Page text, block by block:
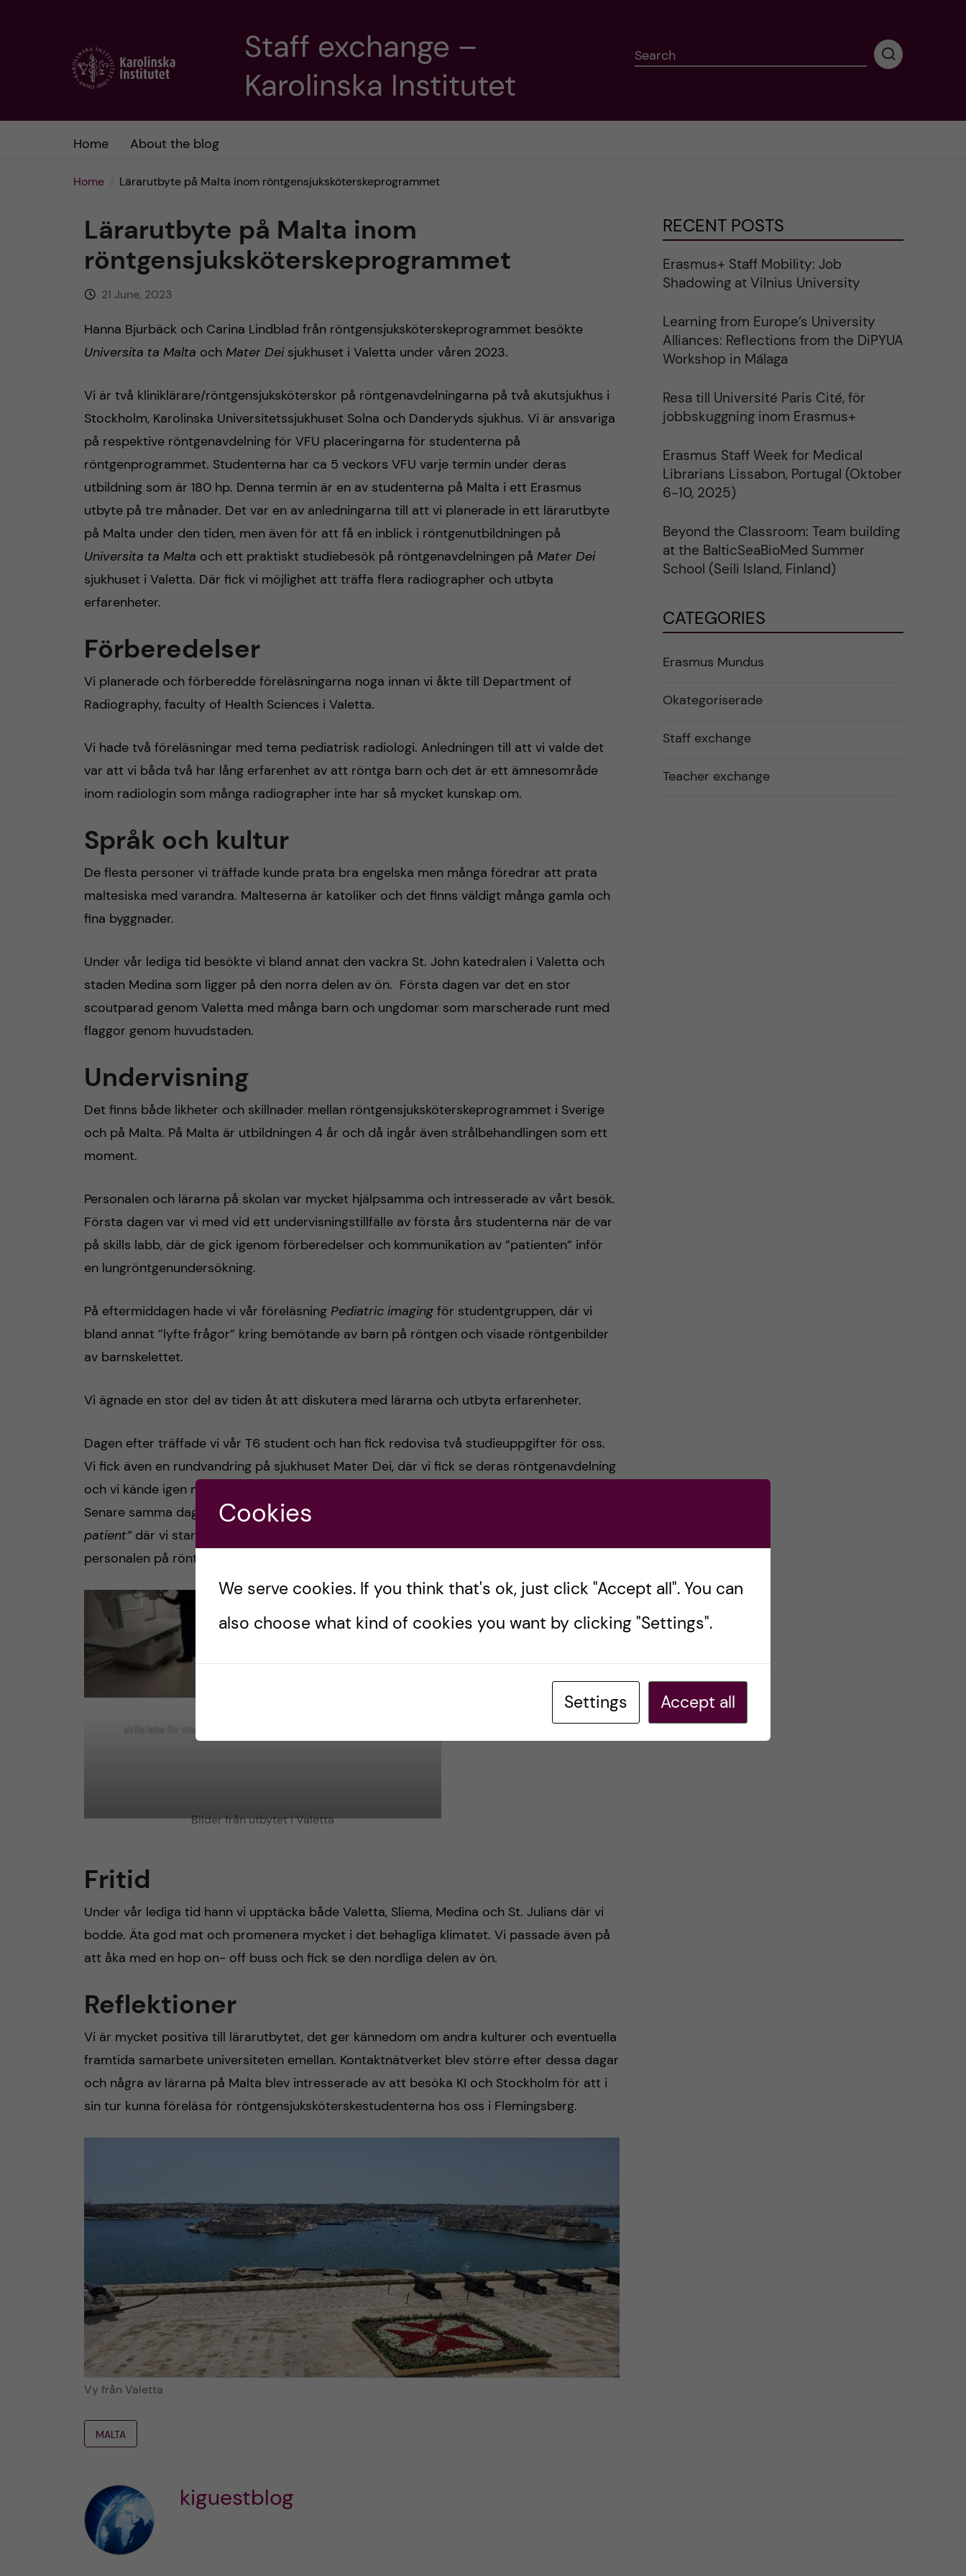
Staff exchange –
Karolinska Institutet
Search
P
f
e
Home About the blog
Home Lärarutbyte på Malta inom röntgensjuksköterskeprogrammet
Lärarutbyte på Malta inom
röntgensjuksköterskeprogrammet
21 June, 2023
Hanna Bjurbäck och Carina Lindblad från röntgensjuksköterskeprogrammet besökte
Universita ta Malta och Mater Dei sjukhuset i Valetta under våren 2023.
Vi är två kliniklärare/röntgensjuksköterskor på röntgenavdelningarna på två akutsjukhus i
Stockholm, Karolinska Universitetssjukhuset Solna och Danderyds sjukhus. Vi är ansvariga
på respektive röntgenavdelning för VFU placeringarna för studenterna på
röntgenprogrammet. Studenterna har ca 5 veckors VFU varje termin under deras
utbildning som är 180 hp. Denna termin är en av studenterna på Malta i ett Erasmus
utbyte på tre månader. Det var en av anledningarna till att vi planerade in ett lärarutbyte
på Malta under den tiden, men även för att få en inblick i röntgenutbildningen på
Universita ta Malta och ett praktiskt studiebesök på röntgenavdelningen på Mater Dei
sjukhuset i Valetta. Där fick vi möjlighet att träffa flera radiographer och utbyta
erfarenheter.
Förberedelser
Vi planerade och förberedde föreläsningarna noga innan vi åkte till Department of
Radiography, faculty of Health Sciences i Valetta.
Vi hade två föreläsningar med tema pediatrisk radiologi. Anledningen till att vi valde det
var att vi båda två har lång erfarenhet av att röntga barn och det är ett ämnesområde
inom radiologin som många radiographer inte har så mycket kunskap om.
Språk och kultur
De flesta personer vi träffade kunde prata bra engelska men många föredrar att prata
maltesiska med varandra. Malteserna är katoliker och det finns väldigt många gamla och
fina byggnader.
Under vår lediga tid besökte vi bland annat den vackra St. John katedralen i Valetta och
staden Medina som ligger på den norra delen av ön. Första dagen var det en stor
scoutparad genom Valetta med många barn och ungdomar som marscherade runt med
flaggor genom huvudstaden.
Undervisning
Det finns både likheter och skillnader mellan röntgensjuksköterskeprogrammet i Sverige
och på Malta. På Malta är utbildningen 4 år och då ingår även strålbehandlingen som ett
moment.
Personalen och lärarna på skolan var mycket hjälpsamma och intresserade av vårt besök.
Första dagen var vi med vid ett undervisningstillfälle av första års studenterna när de var
på skills labb, där de gick igenom förberedelser och kommunikation av ”patienten” inför
en lungröntgenundersökning.
På eftermiddagen hade vi vår föreläsning Pediatric imaging för studentgruppen, där vi
bland annat ”lyfte frågor” kring bemötande av barn på röntgen och visade röntgenbilder
av barnskelettet.
Vi ägnade en stor del av tiden åt att diskutera med lärarna och utbyta erfarenheter.
Dagen efter träffade vi vår T6 student och han fick redovisa två studieuppgifter för oss.
Vi fick även en rundvandring på sjukhuset Mater Dei, där vi fick se deras röntgenavdelning
och vi kände igen många av röntgenapparaterna. Det var mycket uppskattat och trevligt.
Senare samma dag hade vi ytterligare en föreläsning ”
patient” där vi startade med en introduktion om Karolinska Institutet (KI) och Sverige för
personalen på röntgenavdelningen och röntgenprogrammet.
skills labs för studenter
Bilder från utbytet i Valetta
Fritid
Under vår lediga tid hann vi upptäcka både Valetta, Sliema, Medina och St. Julians där vi
bodde. Äta god mat och promenera mycket i det behagliga klimatet. Vi passade även på
att åka med en hop on- off buss och fick se den nordliga delen av ön.
Reflektioner
Vi är mycket positiva till lärarutbytet, det ger kännedom om andra kulturer och eventuella
framtida samarbete universiteten emellan. Kontaktnätverket blev större efter dessa dagar
och några av lärarna på Malta blev intresserade av att besöka KI och Stockholm för att i
sin tur kunna föreläsa för röntgensjuksköterskestudenterna hos oss i Flemingsberg.
Vy från Valetta
MALTA
kiguestblog
RECENT POSTS
Erasmus+ Staff Mobility: Job
Shadowing at Vilnius University
Learning from Europe’s University
Alliances: Reflections from the DiPYUA
Workshop in Málaga
Resa till Université Paris Cité, för
jobbskuggning inom Erasmus+
Erasmus Staff Week for Medical
Librarians Lissabon, Portugal (Oktober
6-10, 2025)
Beyond the Classroom: Team building
at the BalticSeaBioMed Summer
School (Seili Island, Finland)
CATEGORIES
Erasmus Mundus
Okategoriserade
Staff exchange
Teacher exchange
Cookies
We serve cookies. If you think that's ok, just click "Accept all". You can
also choose what kind of cookies you want by clicking "Settings".
Settings Accept all